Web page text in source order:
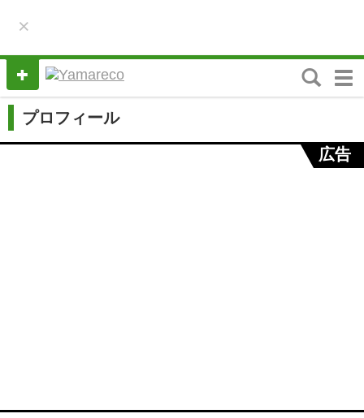
×
M
e
プロフィール
広告